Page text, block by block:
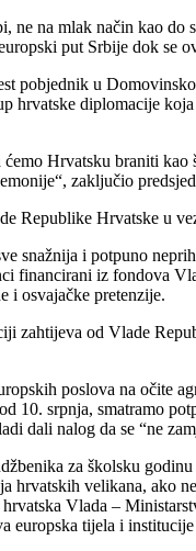
ne na mlak način kao
put Srbije dok se
pobjednik u
diplomacije
Hrvatsku braniti
zaključio
Republike Hrvatske u
snažnija i potpuno
financirani iz fondova
i osvajačke pretenzije.
zahtijeva od Vlade
poslova na očite
10. srpnja, smatramo
dali nalog da se “ne
za školsku
hrvatskih velikana,
Vlada –
europska tijela i